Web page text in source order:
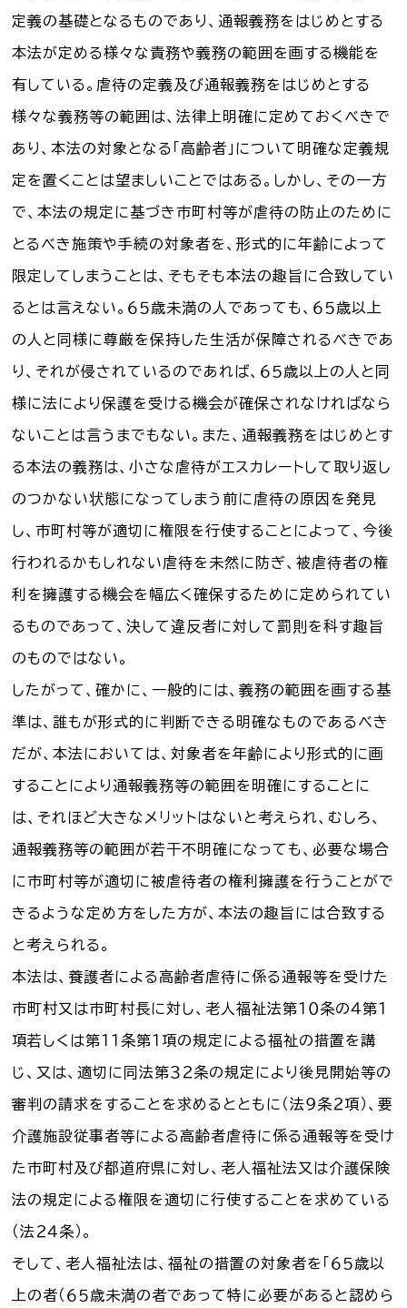
定義の基礎となるものであり、通報義務をはじめとする
本法が定める様々な責務や義務の範囲を画する機能を
有している。虐待の定義及び通報義務をはじめとする
様々な義務等の範囲は、法律上明確に定めておくべきで
あり、本法の対象となる「高齢者」について明確な定義規
定を置くことは望ましいことではある。しかし、その一方
で、本法の規定に基づき市町村等が虐待の防止のために
とるべき施策や手続の対象者を、形式的に年齢によって
限定してしまうことは、そもそも本法の趣旨に合致してい
るとは言えない。６５歳未満の人であっても、６５歳以上
の人と同様に尊厳を保持した生活が保障されるべきであ
り、それが侵されているのであれば、６５歳以上の人と同
様に法により保護を受ける機会が確保されなければなら
ないことは言うまでもない。また、通報義務をはじめとす
る本法の義務は、小さな虐待がエスカレートして取り返し
のつかない状態になってしまう前に虐待の原因を発見
し、市町村等が適切に権限を行使することによって、今後
行われるかもしれない虐待を未然に防ぎ、被虐待者の権
利を擁護する機会を幅広く確保するために定められてい
るものであって、決して違反者に対して罰則を科す趣旨
のものではない。
したがって、確かに、一般的には、義務の範囲を画する基
準は、誰もが形式的に判断できる明確なものであるべき
だが、本法においては、対象者を年齢により形式的に画
することにより通報義務等の範囲を明確にすることに
は、それほど大きなメリットはないと考えられ、むしろ、
通報義務等の範囲が若干不明確になっても、必要な場合
に市町村等が適切に被虐待者の権利擁護を行うことがで
きるような定め方をした方が、本法の趣旨には合致する
と考えられる。
本法は、養護者による高齢者虐待に係る通報等を受けた
市町村又は市町村長に対し、老人福祉法第１０条の４第１
項若しくは第１１条第１項の規定による福祉の措置を講
じ、又は、適切に同法第３２条の規定により後見開始等の
審判の請求をすることを求めるとともに（法９条２項）、要
介護施設従事者等による高齢者虐待に係る通報等を受け
た市町村及び都道府県に対し、老人福祉法又は介護保険
法の規定による権限を適切に行使することを求めている
（法２４条）。
そして、老人福祉法は、福祉の措置の対象者を「６５歳以
上の者（６５歳未満の者であって特に必要があると認めら